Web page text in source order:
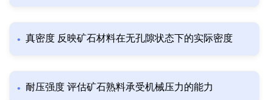
真密度 反映矿石材料在无孔隙状态下的实际密度
耐压强度 评估矿石熟料承受机械压力的能力